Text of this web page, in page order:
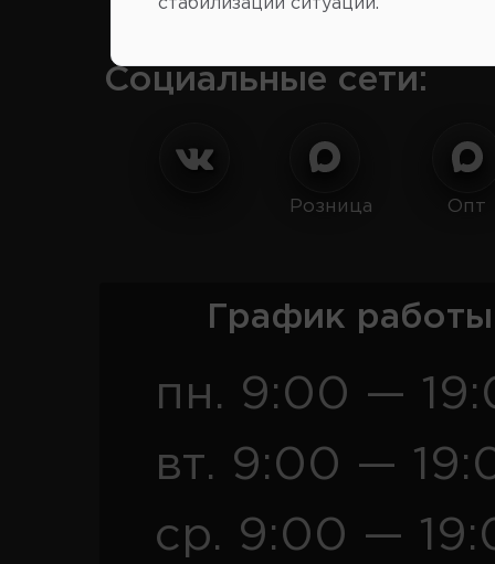
Социальные сети:
Розница Опт
График
пн. 9:00 —
вт. 9:00 —
ср. 9:00 —
стабилизации ситуации.